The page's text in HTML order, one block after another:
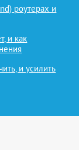
роутерах и
и как
и усилить